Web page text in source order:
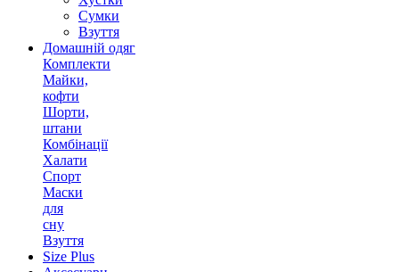
Сумки
Взуття
Домашній одяг
Комплекти
Майки,
кофти
Шорти,
штани
Комбінації
Халати
Спорт
Маски
для
сну
Взуття
Size Plus